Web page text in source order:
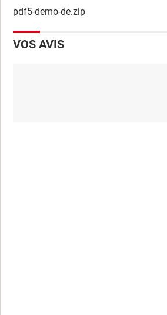
pdf5-demo-de.zip
VOS AVIS